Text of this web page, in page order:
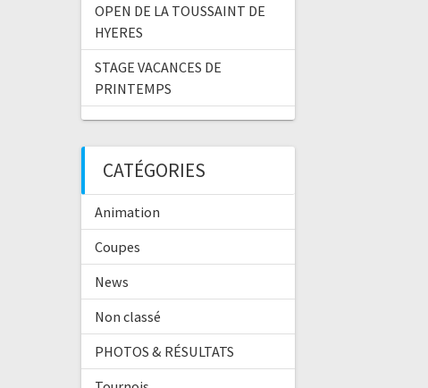
OPEN DE LA TOUSSAINT DE
HYERES
STAGE VACANCES DE
PRINTEMPS
CATÉGORIES
Animation
Coupes
News
Non classé
PHOTOS & RÉSULTATS